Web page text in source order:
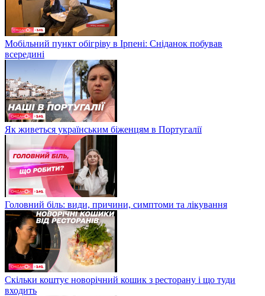
Мобільний пункт обігріву в Ірпені: Сніданок побував
всередині
Як живеться українським біженцям в Португалії
Головний біль: види, причини, симптоми та лікування
Скільки коштує новорічний кошик з ресторану і що туди
входить